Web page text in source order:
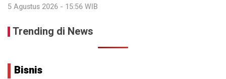
5 Agustus 2026 - 15:56 WIB
Trending di News
Bisnis